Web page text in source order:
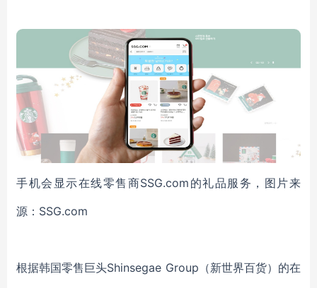
手机会显示在线零售商SSG.com的礼品服务，图片来
源：SSG.com
根据韩国零售巨头Shinsegae Group （新世界百货） 的在